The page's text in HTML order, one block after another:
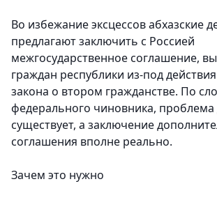
Во избежание эксцессов абхазские
предлагают заключить с Россией
межгосударственное соглашение,
граждан республики из-под
закона о втором гражданстве. По
федерального чиновника, проблема
существует, а заключение
соглашения вполне реально.
Зачем это нужно